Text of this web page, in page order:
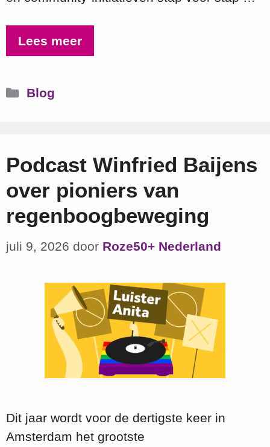
Lees meer
Categorieën
Blog
Podcast Winfried Baijens
over pioniers van
regenboogbeweging
juli 9, 2026 door Roze50+ Nederland
Dit jaar wordt voor de dertigste keer in
Amsterdam het grootste